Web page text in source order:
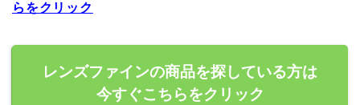
らをクリック
レンズファインの商品を探している方は
今すぐこちらをクリック